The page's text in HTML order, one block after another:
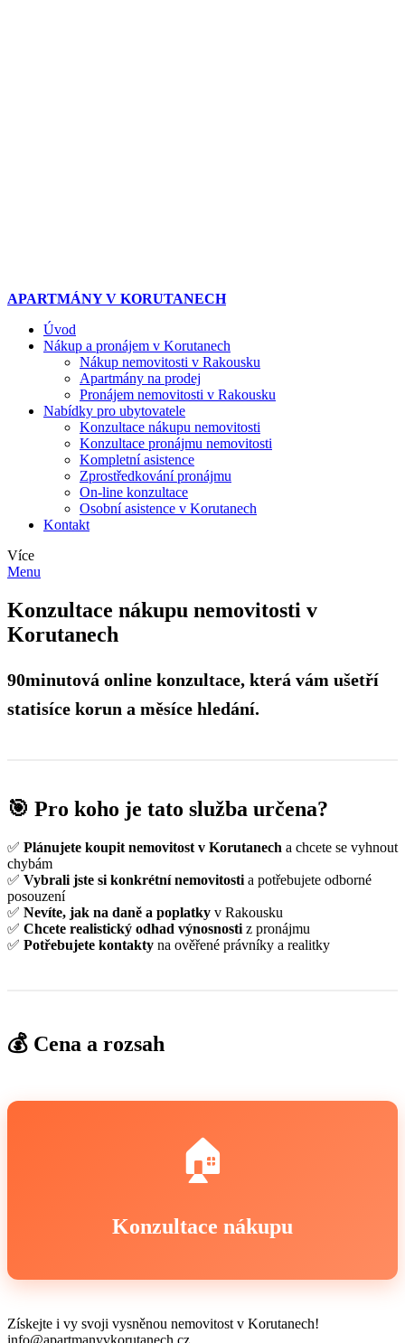
APARTMÁNYV KORUTANECH
Úvod
Nákup a pronájem v Korutanech
Nákup nemovitosti v Rakousku
Apartmány na prodej
Pronájem nemovitosti v Rakousku
Nabídky pro ubytovatele
Konzultace nákupu nemovitosti
Konzultace pronájmu nemovitosti
Kompletní asistence
Zprostředkování pronájmu
On-line konzultace
Osobní asistence v Korutanech
Kontakt
Více
Menu
Konzultace nákupu nemovitosti v
Korutanech
90minutová online konzultace, která vám ušetří
statisíce korun a měsíce hledání.
🎯 Pro koho je tato služba určena?
✅ Plánujete koupit nemovitost v Korutanech a chcete se vyhnout
chybám
✅ Vybrali jste si konkrétní nemovitosti a potřebujete odborné
posouzení
✅ Nevíte, jak na daně a poplatky v Rakousku
✅ Chcete realistický odhad výnosnosti z pronájmu
✅ Potřebujete kontakty na ověřené právníky a realitky
💰 Cena a rozsah
🏠
Konzultace nákupu
Získejte i vy svoji vysněnou nemovitost v Korutanech!
info@apartmanyvkorutanech.cz